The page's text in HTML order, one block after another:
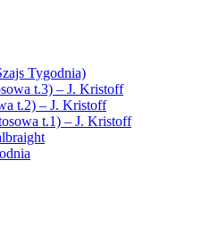
Tygodnia)
t.3) – J. Kristoff
t.2) – J. Kristoff
t.1) – J. Kristoff